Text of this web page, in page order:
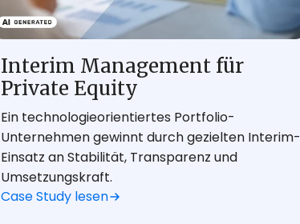
Interim Management für
Private Equity
Ein technologieorientiertes Portfolio-
Unternehmen gewinnt durch gezielten Interim-
Einsatz an Stabilität, Transparenz und
Umsetzungskraft.
Case Study lesen